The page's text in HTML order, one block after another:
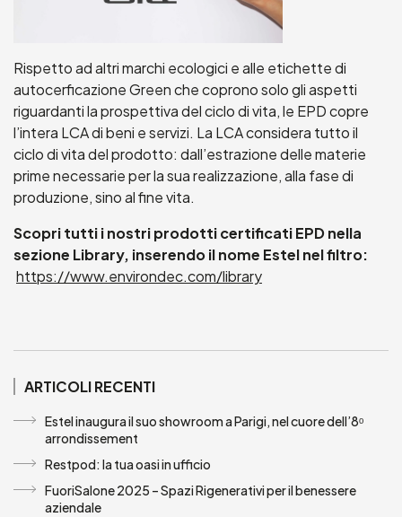
Rispetto ad altri marchi ecologici e alle etichette di
autocerficazione Green che coprono solo gli aspetti
riguardanti la prospettiva del ciclo di vita, le EPD copre
l’intera LCA di beni e servizi. La LCA considera tutto il
ciclo di vita del prodotto: dall’estrazione delle materie
prime necessarie per la sua realizzazione, alla fase di
produzione, sino al fine vita.
Scopri tutti i nostri prodotti certificati EPD nella
sezione Library, inserendo il nome Estel nel filtro:
https://www.environdec.com/library
ARTICOLI RECENTI
Estel inaugura il suo showroom a Parigi, nel cuore dell’8ᵒ
arrondissement
Restpod: la tua oasi in ufficio
FuoriSalone 2025 – Spazi Rigenerativi per il benessere
aziendale